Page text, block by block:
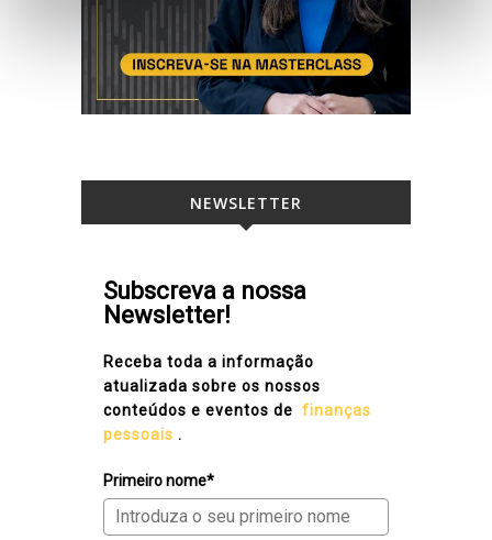
NEWSLETTER
Subscreva a nossa
Newsletter!
Receba toda a informação
atualizada sobre os nossos
conteúdos e eventos de finanças
pessoais .
Primeiro nome*